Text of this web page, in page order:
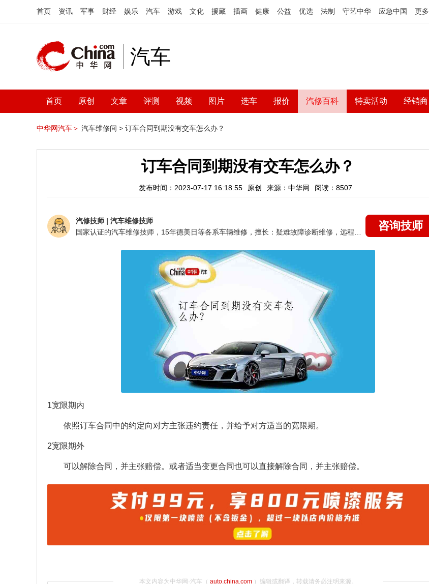
首页 资讯 军事 财经 娱乐 汽车 游戏 文化 援藏 插画 健康 公益 优选 法制 守艺中华 应急中国 更多
汽车
首页 原创 文章 评测 视频 图片 选车 报价 汽修百科 特卖活动 经销商
中华网汽车＞ 汽车维修间 > 订车合同到期没有交车怎么办？
订车合同到期没有交车怎么办？
发布时间：2023-07-17 16:18:55 原创 来源：中华网 阅读：8507
汽修技师 | 汽车维修技师
咨询技师
1宽限期内
依照订车合同中的约定向对方主张违约责任，并给予对方适当的宽限期。
2宽限期外
可以解除合同，并主张赔偿。或者适当变更合同也可以直接解除合同，并主张赔偿。
本文内容为中华网·汽车（ auto.china.com）编辑或翻译，转载请务必注明来源。